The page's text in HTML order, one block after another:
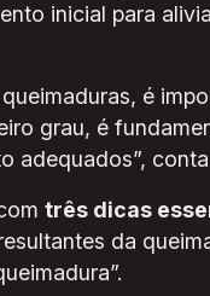
inicial para
é
grau, é
adequados”,
três dicas
da